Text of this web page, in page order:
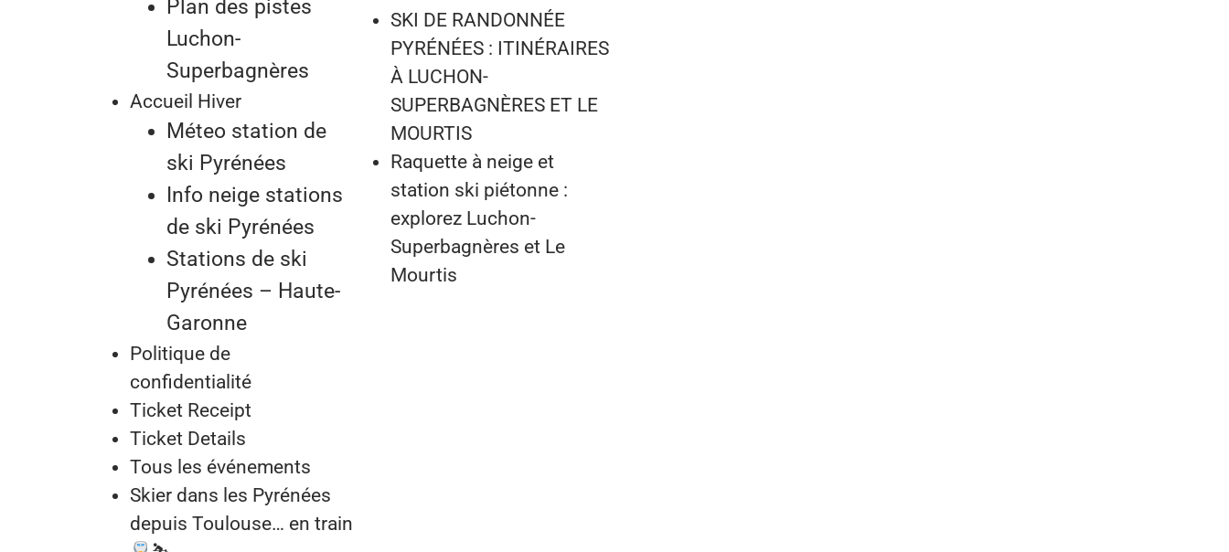
Plan des pistes
Luchon-
Superbagnères
Accueil Hiver
Méteo station de
ski Pyrénées
Info neige stations
de ski Pyrénées
Stations de ski
Pyrénées – Haute-
Garonne
Politique de
confidentialité
Ticket Receipt
Ticket Details
Tous les événements
Skier dans les Pyrénées
depuis Toulouse… en train
SKI DE RANDONNÉE
PYRÉNÉES : ITINÉRAIRES
À LUCHON-
SUPERBAGNÈRES ET LE
MOURTIS
Raquette à neige et
station ski piétonne :
explorez Luchon-
Superbagnères et Le
Mourtis